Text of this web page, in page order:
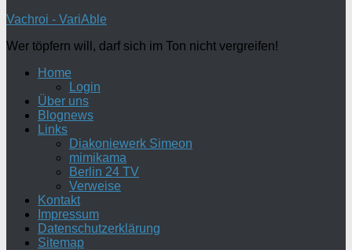
Vachroi - VariAble
Wer töpfern will, darf sich im Ton nicht vergreifen!
Home
Login
Über uns
Blognews
Links
Diakoniewerk Simeon
mimikama
Berlin 24 TV
Verweise
Kontakt
Impressum
Datenschutzerklärung
Sitemap